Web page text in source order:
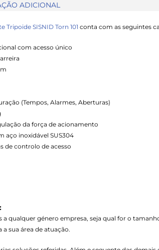
ADICIONAL
SISNID Torn 101 conta com as seguintes
com acesso único
(Tempos, Alarmes, Aberturas)
da força de acionamento
aço inoxidável SUS304
de controlo de acesso
a qualquer género empresa, seja qual for o
sua área de atuação.